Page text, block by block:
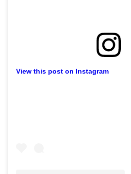
View this post on Instagram